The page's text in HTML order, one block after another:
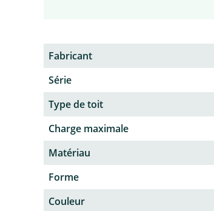
Fabricant
Série
Type de toit
Charge maximale
Matériau
Forme
Couleur